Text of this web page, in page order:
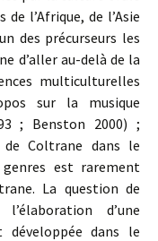
l’Afrique, de l’Asie
des précurseurs les
d’aller au-delà de la
multiculturelles
sur la musique
; Benston 2000) ;
Coltrane dans le
est rarement
La question de
d’une
développée dans le